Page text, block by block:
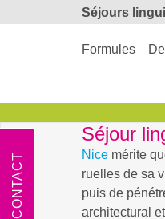
Séjours
Formules
Séjour
Nice mérite
ruelles de sa
puis de
architectural
CONTACT